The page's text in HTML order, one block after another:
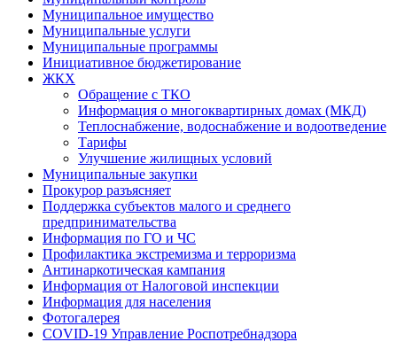
Муниципальное имущество
Муниципальные услуги
Муниципальные программы
Инициативное бюджетирование
ЖКХ
Обращение с ТКО
Информация о многоквартирных домах (МКД)
Теплоснабжение, водоснабжение и водоотведение
Тарифы
Улучшение жилищных условий
Муниципальные закупки
Прокурор разъясняет
Поддержка субъектов малого и среднего
предпринимательства
Информация по ГО и ЧС
Профилактика экстремизма и терроризма
Антинаркотическая кампания
Информация от Налоговой инспекции
Информация для населения
Фотогалерея
COVID-19 Управление Роспотребнадзора